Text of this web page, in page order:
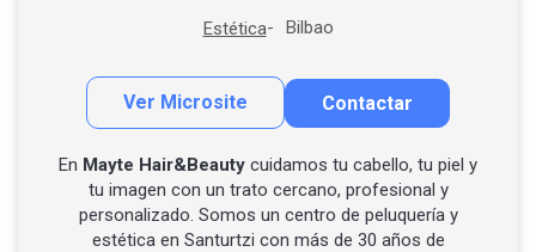
Estética Bilbao
Ver Microsite Contactar
Contactar por correo
Llamar por teléfono
En Mayte Hair&Beauty cuidamos tu cabello, tu piel y
tu imagen con un trato cercano, profesional y
personalizado. Somos un centro de peluquería y
estética en Santurtzi con más de 30 años de